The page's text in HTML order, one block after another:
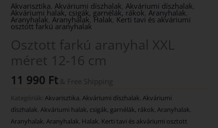
Akvarisztika Akváriumi díszhalak Akváriumi díszhalak
Akváriumi halak, csigák, garnélák, rákok Aranyhalak
Aranyhalak Aranyhalak,Halak Kerti tavi és akváriumi
osztott farkú aranyhalak
Osztott farkú aranyhal XXL
méret 12-16 cm
11 990 Ft & Free Shipping
Kategóriák:Akvarisztika,Akváriumi díszhalak,Akváriumi
díszhalak,Akváriumi halak, csigák, garnélák, rákok,Aranyhalak,
Aranyhalak,Aranyhalak, Halak, Kerti tavi és akváriumi osztott